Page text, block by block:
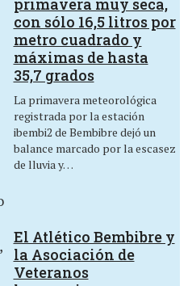
primavera muy seca,
con sólo 16,5 litros por
metro cuadrado y
máximas de hasta
35,7 grados
La primavera meteorológica
registrada por la estación
ibembi2 de Bembibre dejó un
balance marcado por la escasez
de lluvia y…
El Atlético Bembibre y
la Asociación de
Veteranos